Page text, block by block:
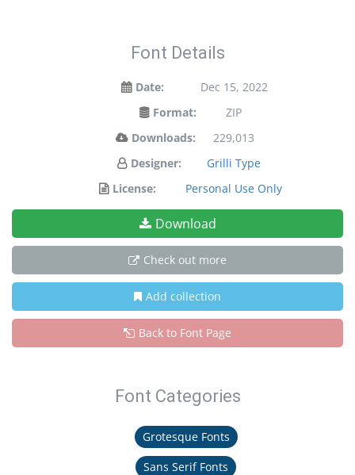
Font Details
Date:
Dec 15, 2022
Format:
ZIP
Downloads:
229,013
Designer:
Grilli Type
License:
Personal Use Only
Download
Check out more
Add collection
Back to Font Page
Font Categories
Grotesque Fonts
Sans Serif Fonts